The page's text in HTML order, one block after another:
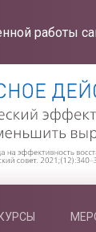
работы
КУРСЫ